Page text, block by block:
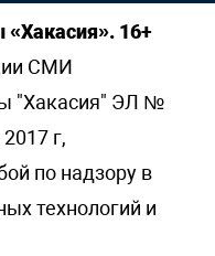
«Хакасия». 16+
СМИ
"Хакасия" ЭЛ №
г,
по надзору в
технологий и